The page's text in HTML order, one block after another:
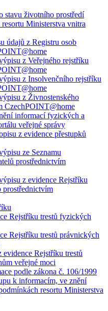
stavu životního prostředí
Ministerstva vnitra
údajů z Registru osob
z Veřejného rejstříku
z Insolvenčního rejstříku
z Živnostenského
CzechPOINT@home
informací fyzických a
veřejné správy
z evidence přestupků
ze Seznamu
prostřednictvím
z evidence Rejstříku
prostřednictvím
Rejstříku trestů fyzických
Rejstříku trestů právnických
Rejstříku trestů
veřejné moci
podle zákona č. 106/1999
k informacím, ve znění
resortu Ministerstva